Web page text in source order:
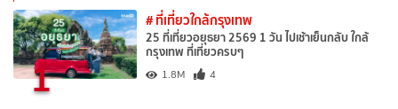
1
# ที่เที่ยวใกล้กรุงเทพ
25 ที่เที่ยวอยุธยา 2569 1 วัน ไปเช้าเย็นกลับ ใกล้
กรุงเทพ ที่เที่ยวครบๆ
1.8M 4